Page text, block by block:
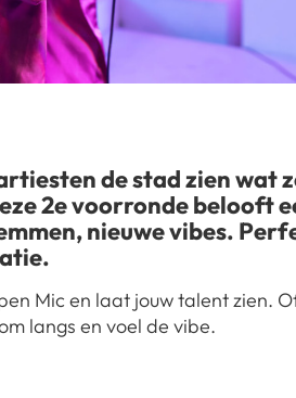
de stad zien wat
2e voorronde belooft
nieuwe vibes.
Mic en laat jouw talent zien.
langs en voel de vibe.